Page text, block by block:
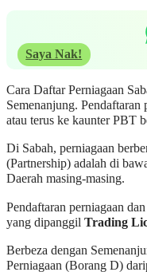
Saya Nak!
Cara Daftar Perniagaan
Semenanjung.
atau terus ke kaunter PBT
Di Sabah, perniagaan
(Partnership) adalah di
Daerah masing-masing.
Pendaftaran perniagaan
yang dipanggil Trading
Berbeza dengan
Perniagaan (Borang D)